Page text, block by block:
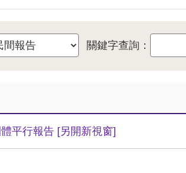
關鍵字查詢：
平行報告 [另開新視窗]